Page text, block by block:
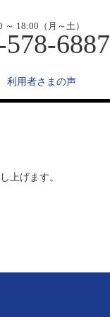
18:00（月～土）
578-6887
利用者さまの声
上げます。